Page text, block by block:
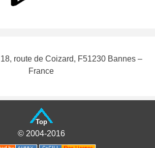
 18, route de Coizard, F51230 Bannes –
France
Top
© 2004-2016